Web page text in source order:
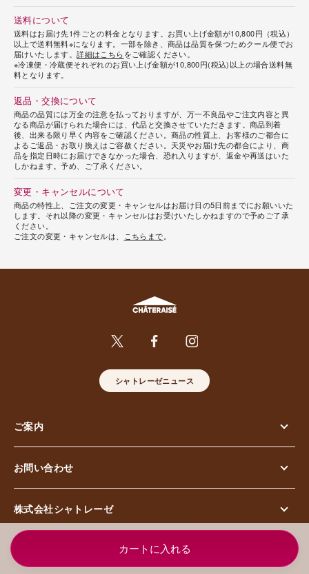
送料について
送料はお届け先1件ごとの料金となります。お買い上げ金額が10,800円（税込）
以上で送料無料※になります。一部を除き、商品は品質を保つためクール便でお
届けいたします。詳細はこちらをご確認ください。
※冷凍便・冷蔵便それぞれのお買い上げ金額が10,800円(税込)以上の場合送料無
料となります。
返品・交換について
商品の品質には万全の注意を払っておりますが、万一不良品やご注文内容と異
なる商品が届けられた場合には、代品と交換させていただきます。商品到着
後、出来る限り早く内容をご確認ください。商品の性質上、お客様のご都合に
よるご返品・お取り換えはご容赦ください。天災やお届け先の都合により、商
品を指定日時にお届けできなかった場合、恐れ入りますが、返金や再送はいた
しかねます。予め、ご了承ください。
変更・キャンセルについて
商品の特性上、ご注文の変更・キャンセルはお届け日の5日前までにお願いいた
します。それ以降の変更・キャンセルはお受けいたしかねますので予めご了承
ください。
ご注文の変更・キャンセルは、
こちらまで
シャトレーゼニュース
ご案内
お問い合わせ
株式会社シャトレーゼ
© Chateraise Co.,Ltd. All Rights Reserved.